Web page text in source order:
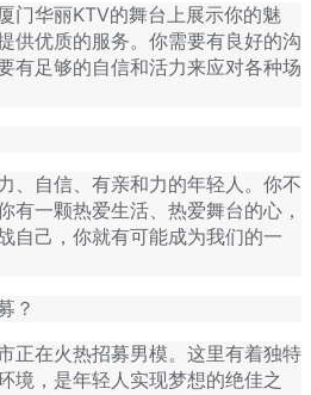
门华丽KTV的舞台上展示你的魅
供优质的服务。你需要有良好的沟
有足够的自信和活力来应对各种场
、自信、有亲和力的年轻人。你不
有一颗热爱生活、热爱舞台的心，
自己，你就有可能成为我们的一
？
正在火热招募男模。这里有着独特
境，是年轻人实现梦想的绝佳之